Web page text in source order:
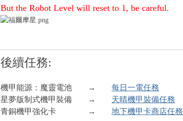
But the Robot Level will reset to 1, be careful.
後續任務:
機甲能源：魔靈電池 → 每日一電任務
星夢版制式機甲裝備
→ 天晴機甲裝備任務
青銅機甲強化卡
→ 地下機甲卡商店任務